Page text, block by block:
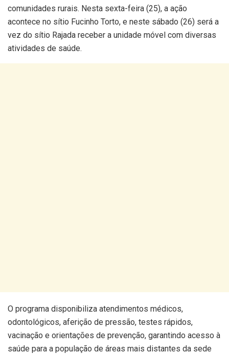
comunidades rurais. Nesta sexta-feira (25), a ação
acontece no sítio Fucinho Torto, e neste sábado (26) será a
vez do sítio Rajada receber a unidade móvel com diversas
atividades de saúde.
O programa disponibiliza atendimentos médicos,
odontológicos, aferição de pressão, testes rápidos,
vacinação e orientações de prevenção, garantindo acesso à
saúde para a população de áreas mais distantes da sede